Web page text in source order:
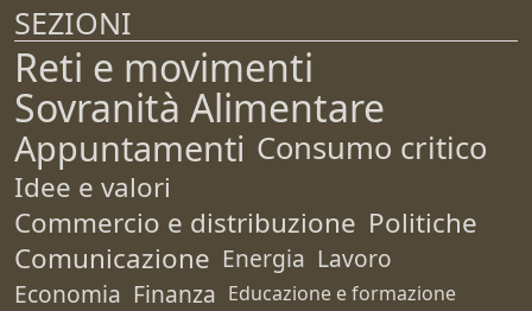
SEZIONI
Reti e movimenti
Sovranità Alimentare
Appuntamenti Consumo critico
Idee e valori
Commercio e distribuzione Politiche
Comunicazione Energia Lavoro
Economia Finanza Educazione e formazione